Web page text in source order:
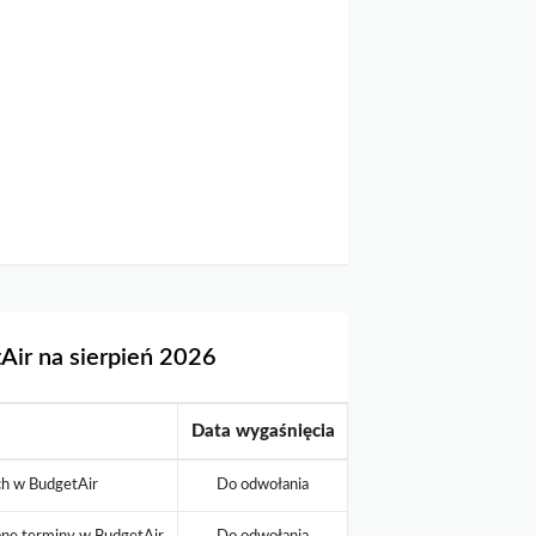
na sierpień 2026
Data wygaśnięcia
w BudgetAir Do odwołania